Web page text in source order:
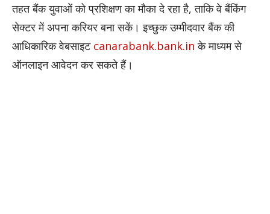
तहत बैंक युवाओं को प्रशिक्षण का मौका दे रहा है, ताकि वे बैंकिंग
सेक्टर में अपना करियर बना सकें। इच्छुक उम्मीदवार बैंक की
आधिकारिक वेबसाइट canarabank.bank.in के माध्यम से
ऑनलाइन आवेदन कर सकते हैं।